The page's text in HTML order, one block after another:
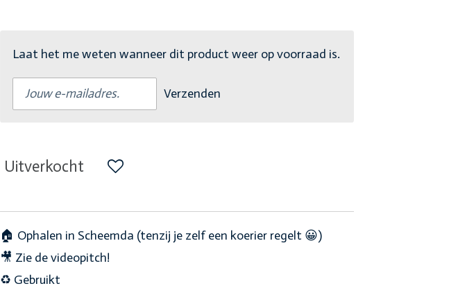
Laat het me weten wanneer dit product weer op voorraad is.
Verzenden
Uitverkocht
🏠 Ophalen in Scheemda (tenzij je zelf een koerier regelt 😀)
🎥 Zie de videopitch!
♻️ Gebruikt